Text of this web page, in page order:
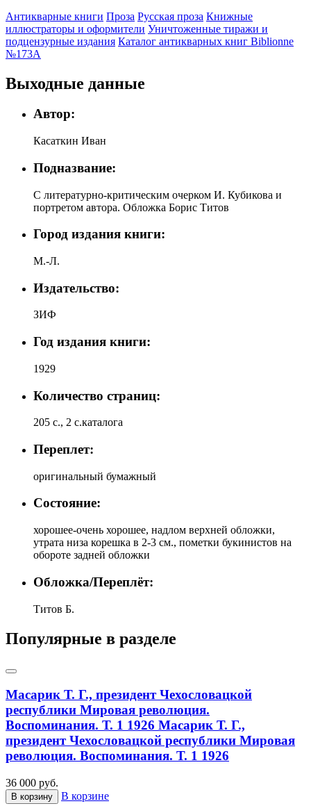
Антикварные книги Проза Русская проза Книжные
иллюстраторы и оформители Уничтоженные тиражи и
подцензурные издания Каталог антикварных книг Biblionne
№173A
Выходные данные
Автор:
Касаткин Иван
Подназвание:
С литературно-критическим очерком И. Кубикова и
портретом автора. Обложка Борис Титов
Город издания книги:
М.-Л.
Издательство:
ЗИФ
Год издания книги:
1929
Количество страниц:
205 с., 2 с.каталога
Переплет:
оригинальный бумажный
Состояние:
хорошее-очень хорошее, надлом верхней обложки,
утрата низа корешка в 2-3 см., пометки букинистов на
обороте задней обложки
Обложка/Переплёт:
Титов Б.
Популярные в разделе
Масарик Т. Г., президент Чехословацкой
республики Мировая революция.
Воспоминания. Т. 1 1926 Масарик Т. Г.,
президент Чехословацкой республики Мировая
революция. Воспоминания. Т. 1 1926
36 000 руб.
В корзину В корзине